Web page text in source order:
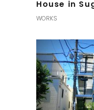
House in
WORKS